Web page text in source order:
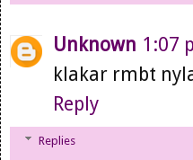
Unknown 1:07
klakar rmbt
Reply
Replies